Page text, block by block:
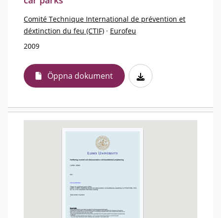
Comité Technique International de prévention et
déxtinction du feu (CTIF) · Eurofeu
2009
Öppna dokument